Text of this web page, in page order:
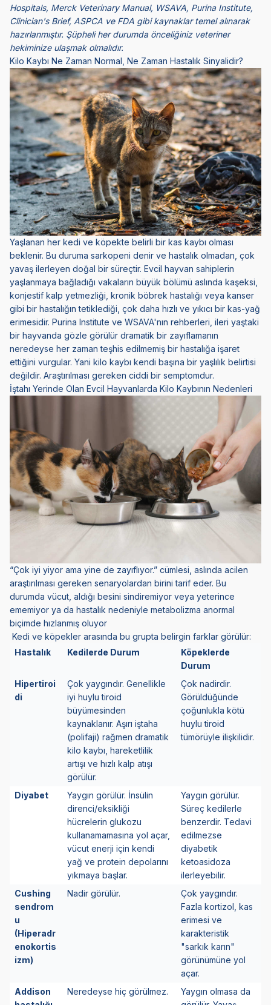
Hospitals, Merck Veterinary Manual, WSAVA, Purina Institute,
Clinician's Brief, ASPCA ve FDA gibi kaynaklar temel alınarak
hazırlanmıştır. Şüpheli her durumda önceliğiniz veteriner
hekiminize ulaşmak olmalıdır.
Kilo Kaybı Ne Zaman Normal, Ne Zaman Hastalık Sinyalidir?
Yaşlanan her kedi ve köpekte belirli bir kas kaybı olması
beklenir. Bu duruma sarkopeni denir ve hastalık olmadan, çok
yavaş ilerleyen doğal bir süreçtir. Evcil hayvan sahiplerin
yaşlanmaya bağladığı vakaların büyük bölümü aslında kaşeksi,
konjestif kalp yetmezliği, kronik böbrek hastalığı veya kanser
gibi bir hastalığın tetiklediği, çok daha hızlı ve yıkıcı bir kas-yağ
erimesidir. Purina Institute ve WSAVA'nın rehberleri, ileri yaştaki
bir hayvanda gözle görülür dramatik bir zayıflamanın
neredeyse her zaman teşhis edilmemiş bir hastalığa işaret
ettiğini vurgular. Yani kilo kaybı kendi başına bir yaşlılık belirtisi
değildir. Araştırılması gereken ciddi bir semptomdur.
İştahı Yerinde Olan Evcil Hayvanlarda Kilo Kaybının Nedenleri
“Çok iyi yiyor ama yine de zayıflıyor.” cümlesi, aslında acilen
araştırılması gereken senaryolardan birini tarif eder. Bu
durumda vücut, aldığı besini sindiremiyor veya yeterince
ememiyor ya da hastalık nedeniyle metabolizma anormal
biçimde hızlanmış oluyor
Kedi ve köpekler arasında bu grupta belirgin farklar görülür:
Hastalık
Kedilerde Durum
Köpeklerde
Durum
Hipertiroi
di
Çok yaygındır. Genellikle
iyi huylu tiroid
büyümesinden
kaynaklanır. Aşırı iştaha
(polifaji) rağmen dramatik
kilo kaybı, hareketlilik
artışı ve hızlı kalp atışı
görülür.
Çok nadirdir.
Görüldüğünde
çoğunlukla kötü
huylu tiroid
tümörüyle ilişkilidir.
Diyabet
Yaygın görülür. İnsülin
direnci/eksikliği
hücrelerin glukozu
kullanamamasına yol açar,
vücut enerji için kendi
yağ ve protein depolarını
yıkmaya başlar.
Yaygın görülür.
Süreç kedilerle
benzerdir. Tedavi
edilmezse
diyabetik
ketoasidoza
ilerleyebilir.
Cushing
sendrom
u
(Hiperadr
enokortis
izm)
Nadir görülür.
Çok yaygındır.
Fazla kortizol, kas
erimesi ve
karakteristik
"sarkık karın"
görünümüne yol
açar.
Addison
Neredeyse hiç görülmez.
Yaygın olmasa da